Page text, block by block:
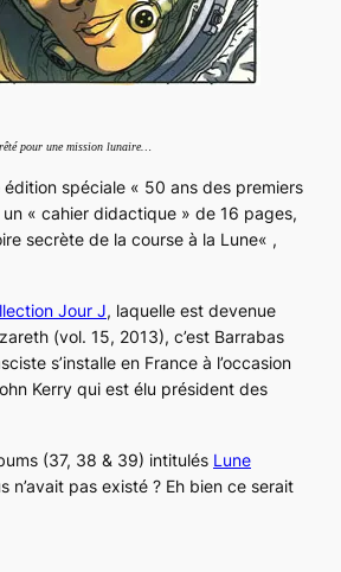
pour une mission lunaire…
spéciale « 50 ans des premiers
« cahier didactique » de 16 pages,
secrète de la course à la Lune« ,
Jour J, laquelle est devenue
(vol. 15, 2013), c’est Barrabas
s’installe en France à l’occasion
Kerry qui est élu président des
(37, 38 & 39) intitulés Lune
pas existé ? Eh bien ce serait